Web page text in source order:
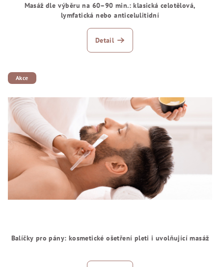
Masáž dle výběru na 60–90 min.: klasická celotělová,
lymfatická nebo anticelulitidní
Detail
Akce
Balíčky pro pány: kosmetické ošetření pleti i uvolňující masáž